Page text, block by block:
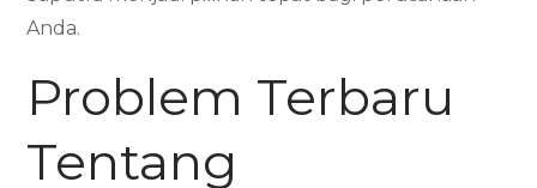
Anda.
Problem Terbaru
Tentang